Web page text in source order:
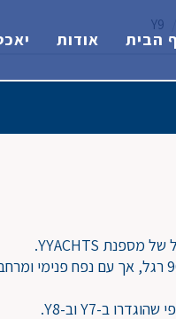
הבית אודות
Y9
דמיינו לכם יאכטה באורך של קצת פחות מ-28 מטר, 90 רגל, אך עם נפח פנימי